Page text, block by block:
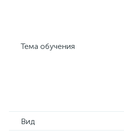
Тема обучения
Вид